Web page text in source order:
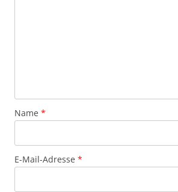
Name *
E-Mail-Adresse *